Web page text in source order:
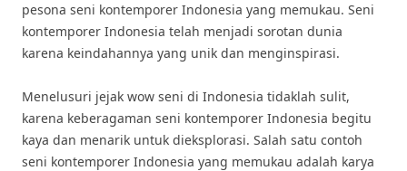
pesona seni kontemporer Indonesia yang memukau. Seni
kontemporer Indonesia telah menjadi sorotan dunia
karena keindahannya yang unik dan menginspirasi.
Menelusuri jejak wow seni di Indonesia tidaklah sulit,
karena keberagaman seni kontemporer Indonesia begitu
kaya dan menarik untuk dieksplorasi. Salah satu contoh
seni kontemporer Indonesia yang memukau adalah karya